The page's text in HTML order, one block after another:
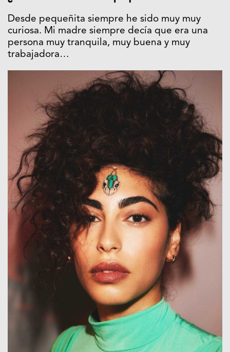
Desde pequeñita siempre he sido muy muy
curiosa. Mi madre siempre decía que era una
persona muy tranquila, muy buena y muy
trabajadora…